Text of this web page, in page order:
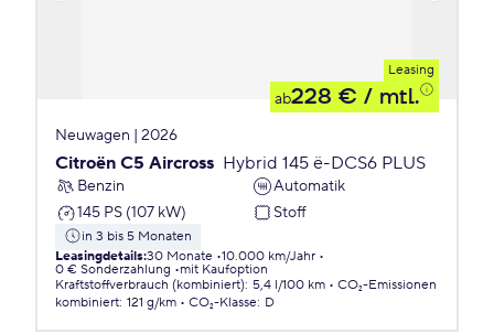
Leasing
ab228 € / mtl.
Neuwagen | 2026
Citroën C5 Aircross Hybrid 145 ë-DCS6 PLUS
Benzin
Automatik
145 PS (107 kW)
Stoff
in 3 bis 5 Monaten
Leasingdetails:30 Monate 10.000 km/Jahr
0 € Sonderzahlung
mit Kaufoption
Kraftstoffverbrauch (kombiniert): 5,4 l/100 km
CO₂-Emissionen
kombiniert: 121 g/km CO₂-Klasse: D